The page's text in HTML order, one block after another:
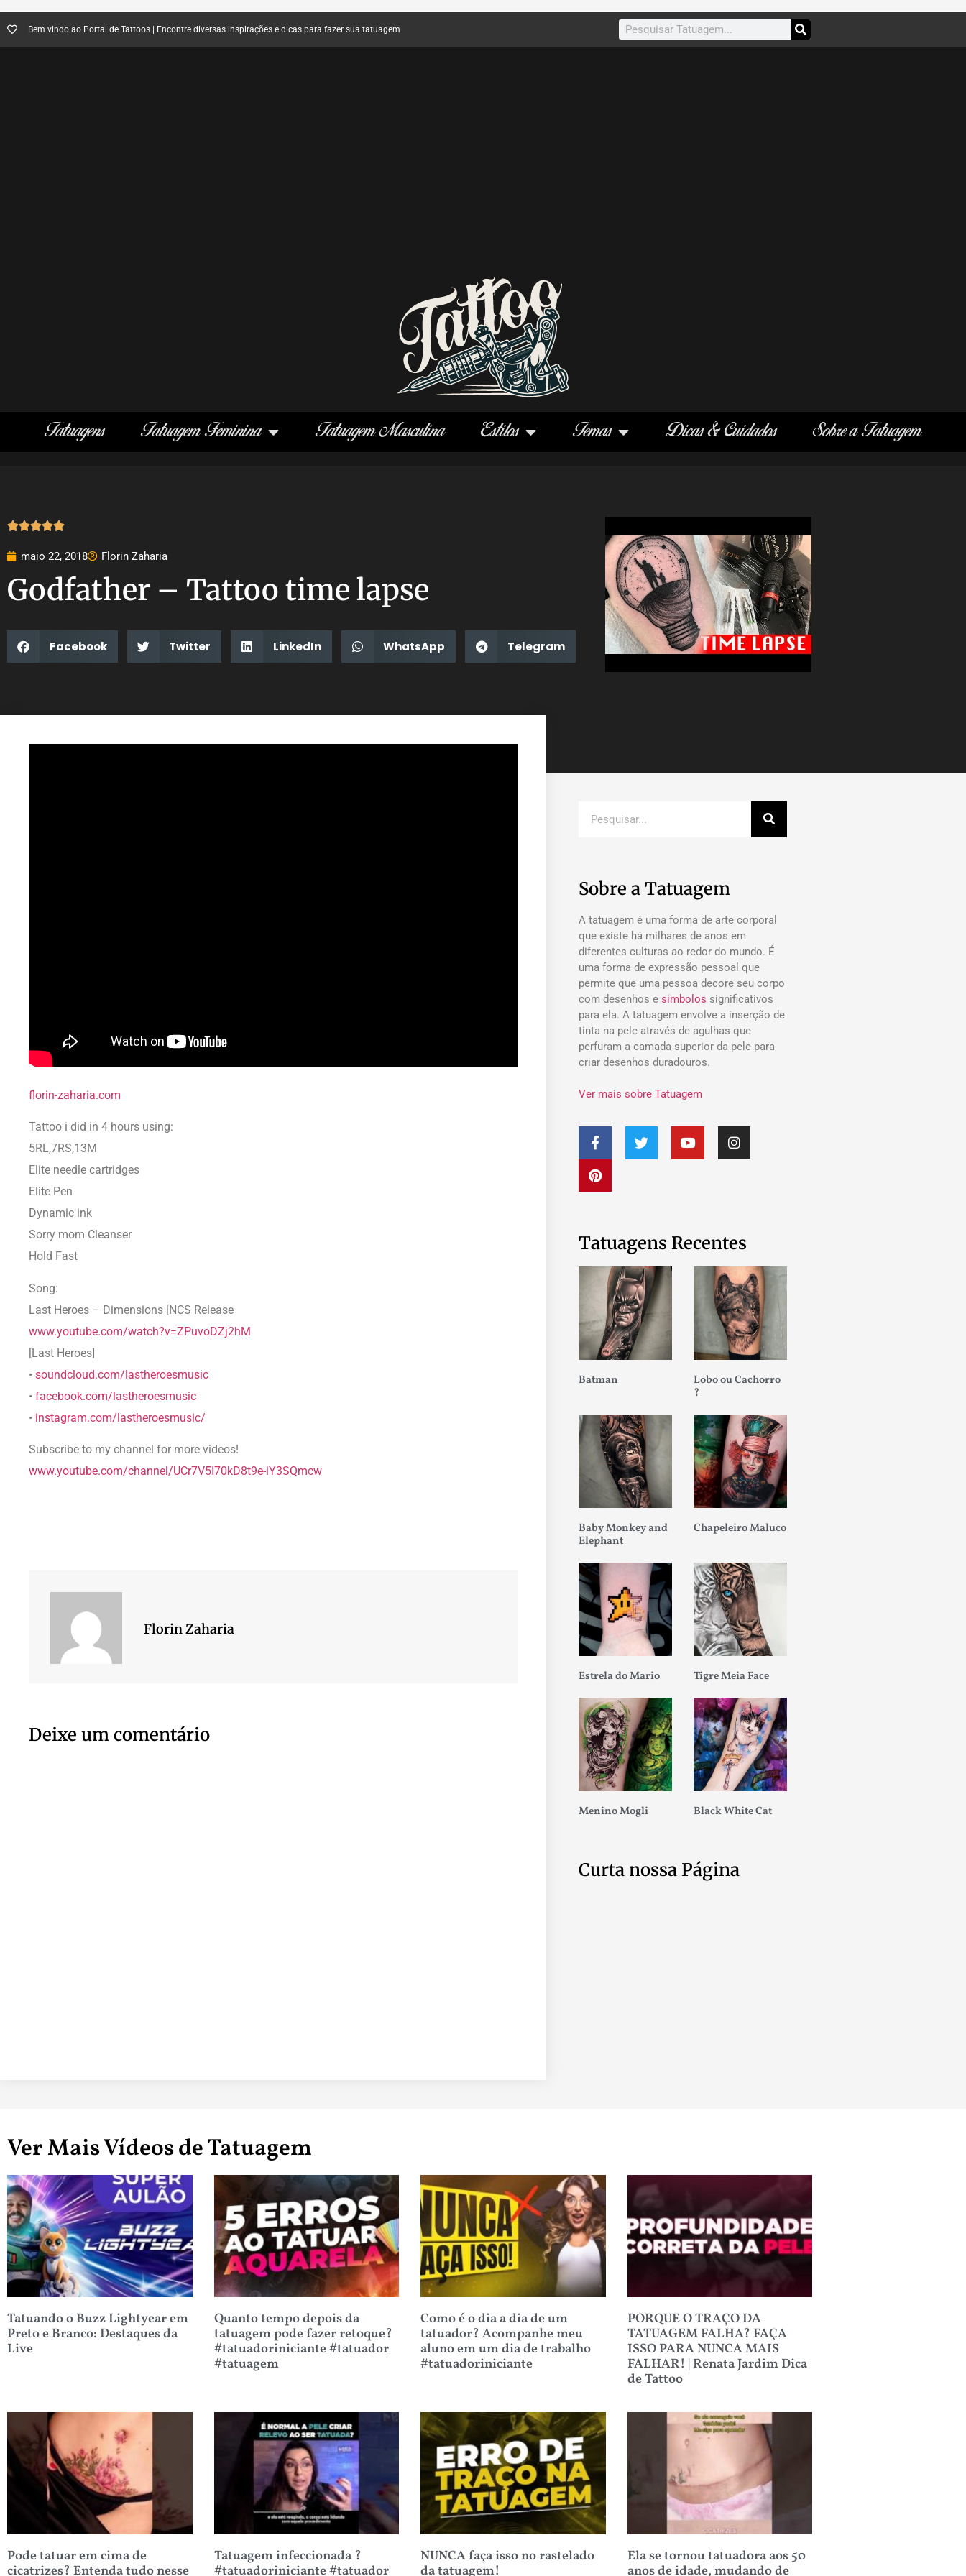
Bem vindo ao Portal de Tattoos | Encontre diversas inspirações e dicas para fazer sua tatuagem
Tatuagens Tatuagem Feminina Tatuagem Masculina Estilos Temas Dicas & Cuidados Sobre a Tatuagem

maio 22, 2018 Florin Zaharia
Godfather – Tattoo time lapse
Facebook Twitter LinkedIn WhatsApp Telegram
florin-zaharia.com
Tattoo i did in 4 hours using:
5RL,7RS,13M
Elite needle cartridges
Elite Pen
Dynamic ink
Sorry mom Cleanser
Hold Fast
Song:
Last Heroes – Dimensions [NCS Release
www.youtube.com/watch?v=ZPuvoDZj2hM
[Last Heroes]
• soundcloud.com/lastheroesmusic
• facebook.com/lastheroesmusic
• instagram.com/lastheroesmusic/
Subscribe to my channel for more videos!
www.youtube.com/channel/UCr7V5I70kD8t9e-iY3SQmcw
Florin Zaharia
Deixe um comentário
Sobre a Tatuagem
A tatuagem é uma forma de arte corporal
que existe há milhares de anos em
diferentes culturas ao redor do mundo. É
uma forma de expressão pessoal que
permite que uma pessoa decore seu corpo
com desenhos e símbolos significativos
para ela. A tatuagem envolve a inserção de
tinta na pele através de agulhas que
perfuram a camada superior da pele para
criar desenhos duradouros.
Ver mais sobre Tatuagem
Tatuagens Recentes
Batman
Lobo ou Cachorro
?
Baby Monkey and
Elephant
Chapeleiro Maluco
Estrela do Mario Tigre Meia Face
Menino Mogli Black White Cat
Curta nossa Página
Ver Mais Vídeos de Tatuagem
Tatuando o Buzz Lightyear em
Preto e Branco: Destaques da
Live
Quanto tempo depois da
tatuagem pode fazer retoque?
#tatuadoriniciante #tatuador
#tatuagem
Como é o dia a dia de um
tatuador? Acompanhe meu
aluno em um dia de trabalho
#tatuadoriniciante
PORQUE O TRAÇO DA
TATUAGEM FALHA? FAÇA
ISSO PARA NUNCA MAIS
FALHAR! | Renata Jardim Dica
de Tattoo
Pode tatuar em cima de
cicatrizes? Entenda tudo nesse
Tatuagem infeccionada ?
#tatuadoriniciante #tatuador
NUNCA faça isso no rastelado
da tatuagem!
Ela se tornou tatuadora aos 50
anos de idade, mudando de